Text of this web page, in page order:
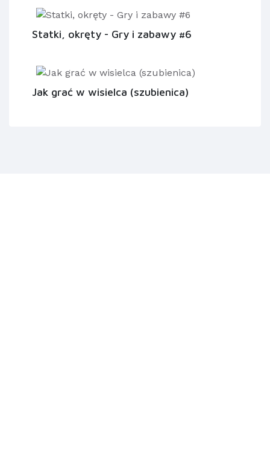
Statki, okręty - Gry i zabawy #6
Jak grać w wisielca (szubienica)